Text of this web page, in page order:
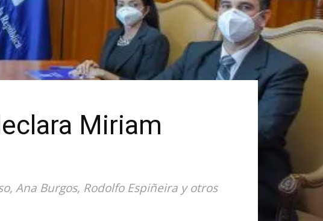
Miriam
Ana Burgos, Rodolfo Espiñeira y otros